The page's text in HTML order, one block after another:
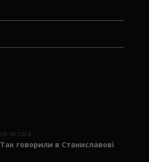
09.08.2026
Так говорили в Станиславові